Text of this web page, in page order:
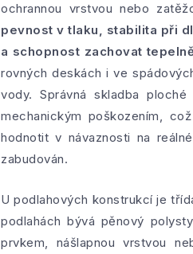
ochrannou vrstvou nebo
pevnost v tlaku, stabilita při
a schopnost zachovat
rovných deskách i ve
vody. Správná skladba
mechanickým poškozením,
hodnotit v návaznosti na
zabudován.
U podlahových konstrukcí je
podlahách bývá pěnový
prvkem, nášlapnou vrstvou